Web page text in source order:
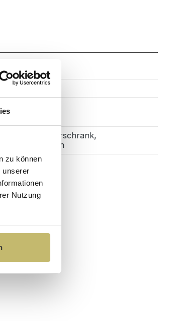
zu können
unserer
Nutzung
Glasbecken
Waschtischunterschrank,
2x Waschbecken